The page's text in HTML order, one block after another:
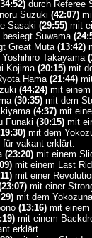
durch Referee
Suzuki (42:07)
Sasaki (29:55)mit
Suwama
Great Muta (13:42)
Takayama
Kojima(20:15)mit
Hama(21:44)mit
(44:24)mit einem
(30:35)mit dem
(4:37)mit
Funaki (30:15)mit
mit dem
für vakant erklärt.
(23:20)mit einem
mit einem Last
mit einer
mit einer
mit dem
(13:16)mit einem
mit einem
erklärt.